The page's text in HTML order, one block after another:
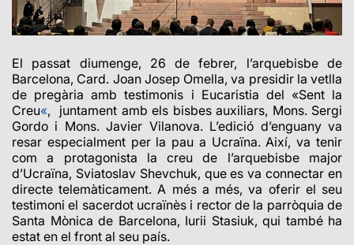
El passat diumenge, 26 de febrer, l’arquebisbe de
Barcelona, Card. Joan Josep Omella, va presidir la vetlla
de pregària amb testimonis i Eucaristia del «Sent la
Creu«, juntament amb els bisbes auxiliars, Mons. Sergi
Gordo i Mons. Javier Vilanova. L’edició d’enguany va
resar especialment per la pau a Ucraïna. Així, va tenir
com a protagonista la creu de l’arquebisbe major
d’Ucraïna, Sviatoslav Shevchuk, que es va connectar en
directe telemàticament. A més a més, va oferir el seu
testimoni el sacerdot ucraïnès i rector de la parròquia de
Santa Mònica de Barcelona, Iurii Stasiuk, qui també ha
estat en el front al seu país.